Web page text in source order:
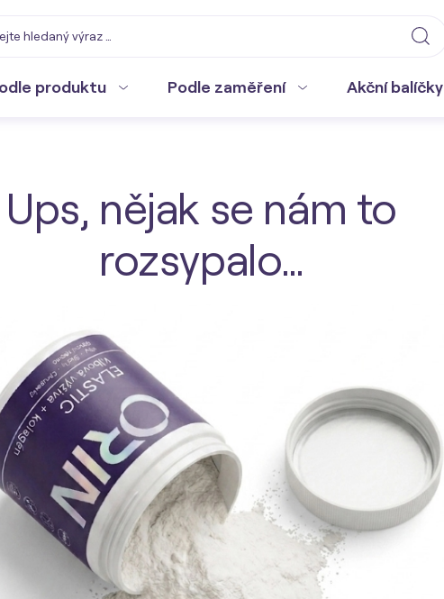
produktu Podle zaměření Akční balíčky
Ups, nějak se nám to
rozsypalo…